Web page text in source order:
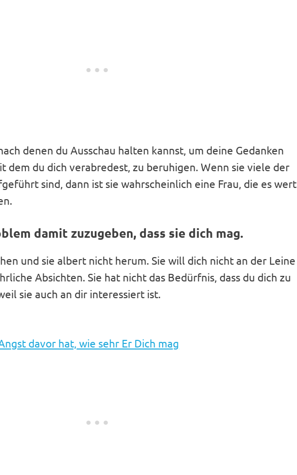
denen du Ausschau halten kannst, um deine Gedanken
dem du dich verabredest, zu beruhigen. Wenn sie viele der
sind, dann ist sie wahrscheinlich eine Frau, die es wert
damit zuzugeben, dass sie dich mag.
und sie albert nicht herum. Sie will dich nicht an der Leine
Absichten. Sie hat nicht das Bedürfnis, dass du dich zu
sie auch an dir interessiert ist.
davor hat, wie sehr Er Dich mag